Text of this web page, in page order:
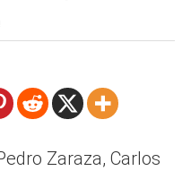
Zaraza, Carlos